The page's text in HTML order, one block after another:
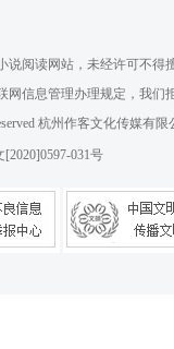
说阅读网站，未经许可不得
网信息管理办理规定，我们
杭州作客文化传媒有
[2020]0597-031号